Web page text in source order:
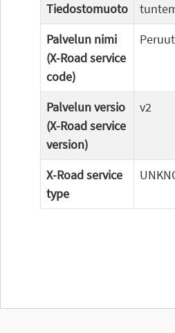
Tiedostomuoto
Palvelun nimi
(X-Road service
code)
Palvelun versio
(X-Road service
version)
v2
X-Road service
type